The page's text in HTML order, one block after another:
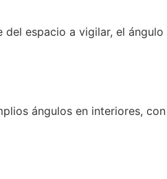
espacio a vigilar, el
ángulos en interiores,